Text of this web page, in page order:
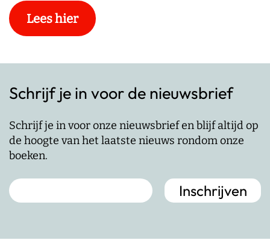
Lees hier
Schrijf je in voor de nieuwsbrief
Schrijf je in voor onze nieuwsbrief en blijf altijd op
de hoogte van het laatste nieuws rondom onze
boeken.